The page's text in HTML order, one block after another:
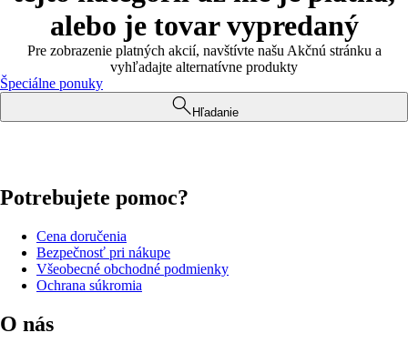
alebo je tovar vypredaný
Pre zobrazenie platných akcií, navštívte našu Akčnú stránku a
vyhľadajte alternatívne produkty
Špeciálne ponuky
Hľadanie
Potrebujete pomoc?
Cena doručenia
Bezpečnosť pri nákupe
Všeobecné obchodné podmienky
Ochrana súkromia
O nás